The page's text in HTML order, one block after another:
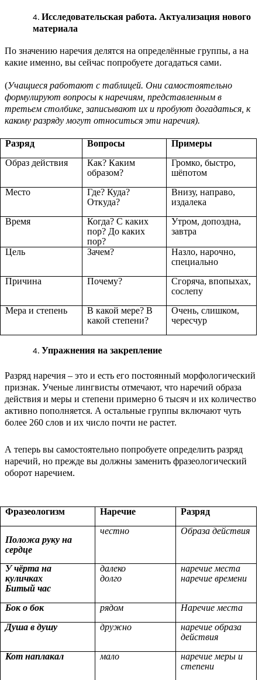
Исследовательская работа. Актуализация нового
материала
По значению наречия делятся на определённые группы, а на
какие именно, вы сейчас попробуете догадаться сами.
(Учащиеся работают с таблицей. Они самостоятельно
формулируют вопросы к наречиям, представленным в
третьем столбике, записывают их и пробуют догадаться, к
какому разряду могут относиться эти наречия).
Разряд Вопросы
Примеры
Образ действия
Как? Каким
образом?
Громко, быстро,
шёпотом
Место
Где? Куда?
Откуда?
Внизу, направо,
издалека
Время
Когда? С каких
пор? До каких
пор?
Утром, допоздна,
завтра
Цель Зачем?
Назло, нарочно,
специально
Причина
Почему?
Сгоряча, впопыхах,
сослепу
Мера и степень
В какой мере? В
какой степени?
Очень, слишком,
чересчур
Упражнения на закрепление
Разряд наречия – это и есть его постоянный морфологический
признак. Ученые лингвисты отмечают, что наречий образа
действия и меры и степени примерно 6 тысяч и их количество
активно пополняется. А остальные группы включают чуть
более 260 слов и их число почти не растет.
А теперь вы самостоятельно попробуете определить разряд
наречий, но прежде вы должны заменить фразеологический
оборот наречием.
Фразеологизм Наречие Разряд
Положа руку на
сердце
честно Образа действия
У чёрта на
куличках
Битый час
далеко
долго
наречие места
наречие времени
Бок о бок рядом
Наречие места
Душа в душу
дружно
наречие образа
действия
Кот наплакал
мало
наречие меры и
степени